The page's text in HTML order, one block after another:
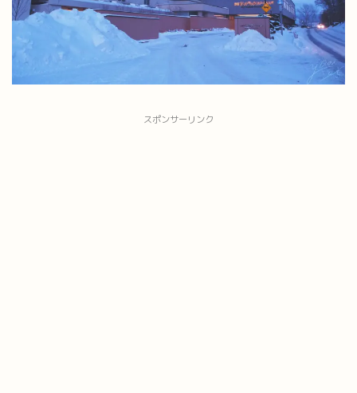
スポンサーリンク